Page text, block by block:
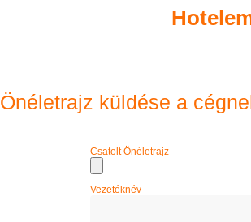
Önéletrajz küldése a
Csatolt Önéletrajz
Vezetéknév